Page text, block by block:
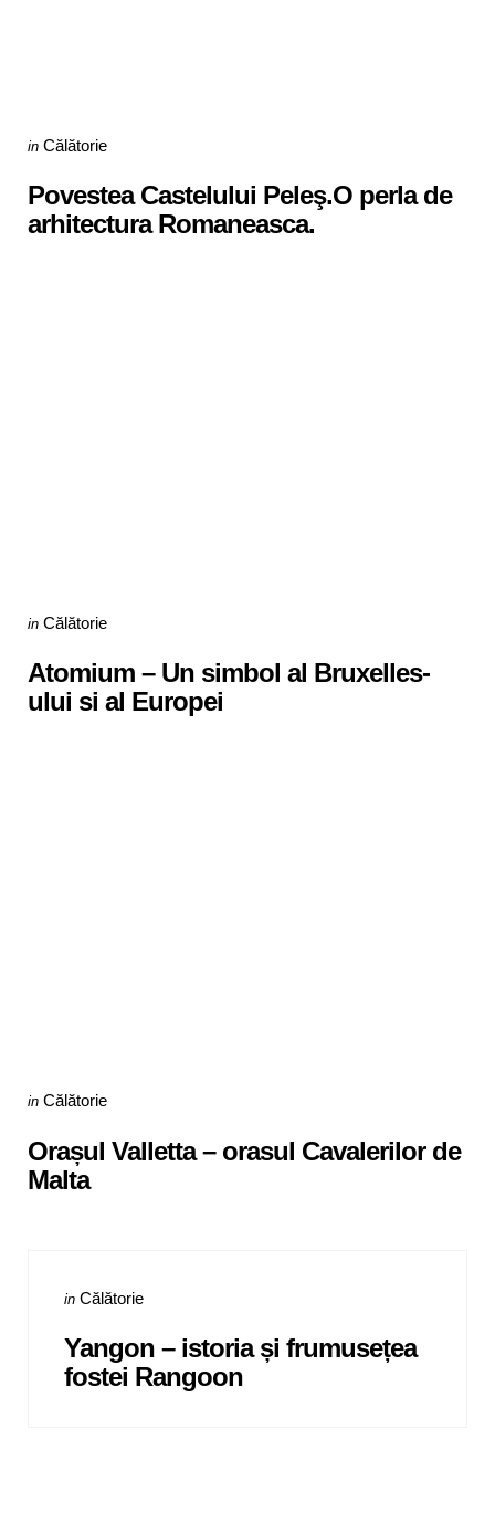
Categories
Posted
in Călătorie
Povestea Castelului Peleş.O perla de
arhitectura Romaneasca.
Categories
Posted
in Călătorie
Atomium – Un simbol al Bruxelles-
ului si al Europei
Categories
Posted
in Călătorie
Orașul Valletta – orasul Cavalerilor de
Malta
Categories
Posted
in Călătorie
Yangon – istoria și frumusețea
fostei Rangoon